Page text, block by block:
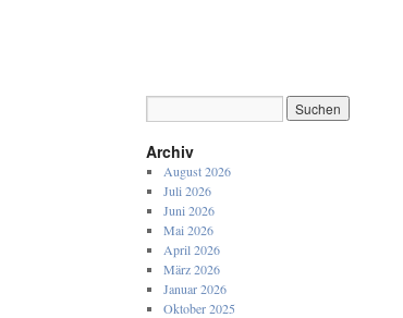
Archiv
August 2026
Juli 2026
Juni 2026
Mai 2026
April 2026
März 2026
Januar 2026
Oktober 2025